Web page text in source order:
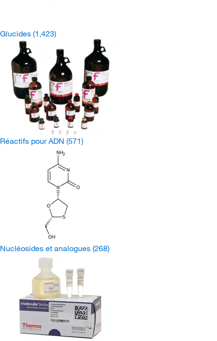
Glucides (1,423)
Réactifs pour ADN (571)
Nucléosides et analogues (268)